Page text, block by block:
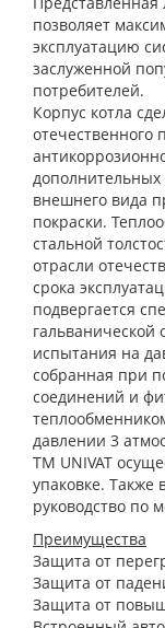
позволяет
эксплуатацию
заслуженной
потребителей.
Корпус котла
отечественного
дополнительных
внешнего вида
покраски.
стальной
отрасли
срока
подвергается
гальванической
испытания на
собранная при
соединений и
давлении 3
ТМ UNIVAT
упаковке. Также
руководство по
Преимущества
Защита от
Защита от
Защита от